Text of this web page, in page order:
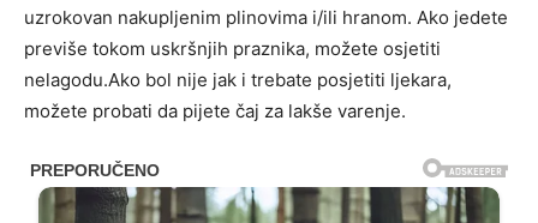
uzrokovan nakupljenim plinovima i/ili hranom. Ako jedete
previše tokom uskršnjih praznika, možete osjetiti
nelagodu.Ako bol nije jak i trebate posjetiti ljekara,
možete probati da pijete čaj za lakše varenje.